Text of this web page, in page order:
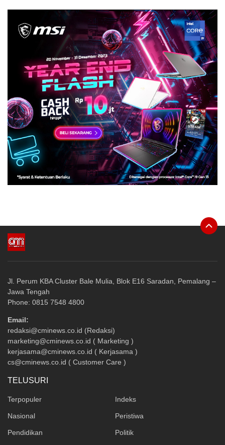
Jl. Perum KBA Cluster Bale Mulia, Blok E16 Saradan, Pemalang –
Jawa Tengah
Phone: 0815 7548 4800
Email:
redaksi@cminews.co.id (Redaksi)
marketing@cminews.co.id ( Marketing )
kerjasama@cminews.co.id ( Kerjasama )
cs@cminews.co.id ( Customer Care )
TELUSURI
Terpopuler Indeks
Nasional Peristiwa
Pendidikan Politik